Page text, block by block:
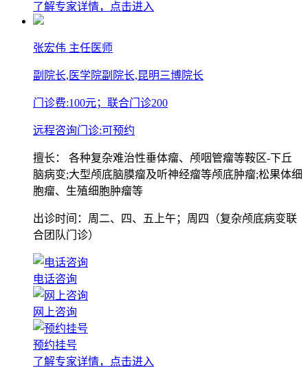
了解专家详情，点击进入
张宏伟 主任医师
副院长,医学院副院长,昆明三博院长
门诊费:100元；联合门诊200
远程咨询门诊:可预约
擅长：
各种复杂难治性垂体瘤、颅咽管瘤等鞍区-下丘
脑病变;大型颅底脑膜瘤及听神经瘤等颅底肿瘤;松果体细
胞瘤、生殖细胞肿瘤等
出诊时间：周二、四、五上午；周四（复杂颅底病变联
合团队门诊）
电话咨询
网上咨询
预约挂号
了解专家详情，点击进入